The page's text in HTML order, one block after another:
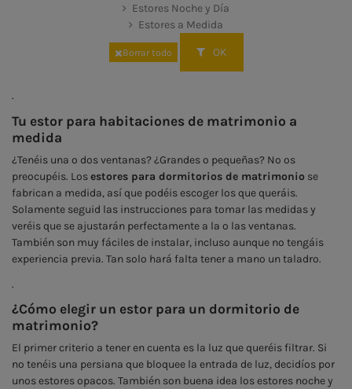
Estores Noche y Día
Estores a Medida
Borrar todo OK
.
Tu estor para habitaciones de matrimonio a
medida
¿Tenéis una o dos ventanas? ¿Grandes o pequeñas? No os
preocupéis. Losestores para dormitorios de matrimonio se
fabrican a medida, así que podéis escoger los que queráis.
Solamente seguid las instrucciones para tomar las medidas y
veréis que se ajustarán perfectamente a la o las ventanas.
También son muy fáciles de instalar, incluso aunque no tengáis
experiencia previa. Tan solo hará falta tener a mano un taladro.
.
¿Cómo elegir un estor para un dormitorio de
matrimonio?
El primer criterio a tener en cuenta es la luz que queréis filtrar. Si
no tenéis una persiana que bloquee la entrada de luz, decidíos por
unos estores opacos. También son buena idea los estores noche y